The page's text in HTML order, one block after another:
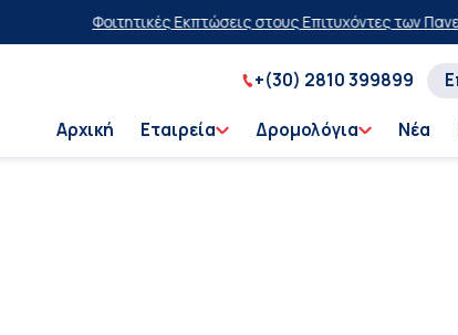
Φοιτητικές Εκπτώσεις στους Επιτυχόντες των Πανελλαδικών
+(30) 2810 399899
Αρχική Εταιρεία Δρομολόγια Νέα